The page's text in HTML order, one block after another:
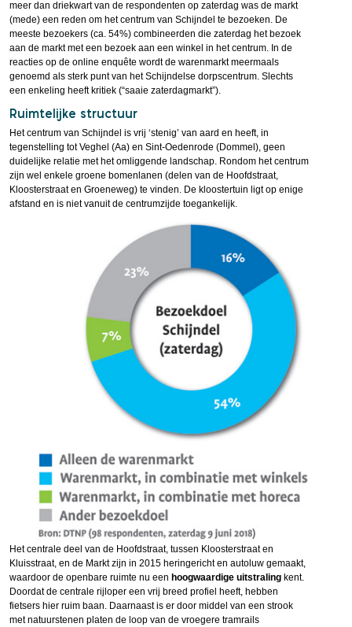
meer dan driekwart van de respondenten op zaterdag was de markt
(mede) een reden om het centrum van Schijndel te bezoeken. De
meeste bezoekers (ca. 54%) combineerden die zaterdag het bezoek
aan de markt met een bezoek aan een winkel in het centrum. In de
reacties op de online enquête wordt de warenmarkt meermaals
genoemd als sterk punt van het Schijndelse dorpscentrum. Slechts
een enkeling heeft kritiek (“saaie zaterdagmarkt”).
Ruimtelijke structuur
Het centrum van Schijndel is vrij ‘stenig’ van aard en heeft, in
tegenstelling tot Veghel (Aa) en Sint-Oedenrode (Dommel), geen
duidelijke relatie met het omliggende landschap. Rondom het centrum
zijn wel enkele groene bomenlanen (delen van de Hoofdstraat,
Kloosterstraat en Groeneweg) te vinden. De kloostertuin ligt op enige
afstand en is niet vanuit de centrumzijde toegankelijk.
Het centrale deel van de Hoofdstraat, tussen Kloosterstraat en
Kluisstraat, en de Markt zijn in 2015 heringericht en autoluw gemaakt,
waardoor de openbare ruimte nu een hoogwaardige uitstraling kent.
Doordat de centrale rijloper een vrij breed profiel heeft, hebben
fietsers hier ruim baan. Daarnaast is er door middel van een strook
met natuurstenen platen de loop van de vroegere tramrails